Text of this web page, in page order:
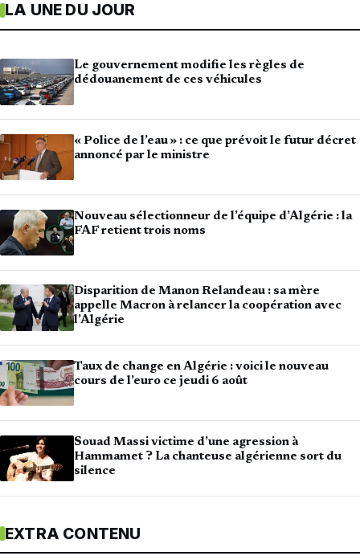
LA UNE DU JOUR
Le gouvernement modifie les règles de
dédouanement de ces véhicules
« Police de l’eau » : ce que prévoit le futur décret
annoncé par le ministre
Nouveau sélectionneur de l’équipe d’Algérie : la
FAF retient trois noms
Disparition de Manon Relandeau : sa mère
appelle Macron à relancer la coopération avec
l’Algérie
Taux de change en Algérie : voici le nouveau
cours de l’euro ce jeudi 6 août
Souad Massi victime d’une agression à
Hammamet ? La chanteuse algérienne sort du
silence
EXTRA CONTENU